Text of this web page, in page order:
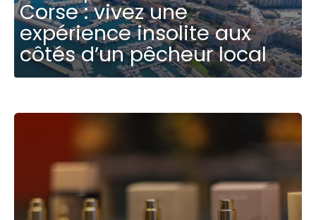
Corse : vivez une
expérience insolite aux
côtés d’un pêcheur local